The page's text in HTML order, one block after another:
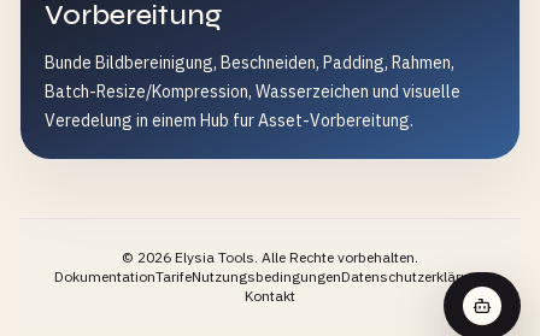
Vorbereitung
Bunde Bildbereinigung, Beschneiden, Padding, Rahmen,
Batch-Resize/Kompression, Wasserzeichen und visuelle
Veredelung in einem Hub fur Asset-Vorbereitung.
© 2026 Elysia Tools. Alle Rechte vorbehalten.
DokumentationTarifeNutzungsbedingungenDatenschutzerklärung
Kontakt